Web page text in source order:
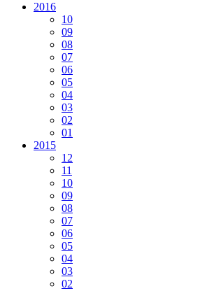
2016
10
09
08
07
06
05
04
03
02
01
2015
12
11
10
09
08
07
06
05
04
03
02